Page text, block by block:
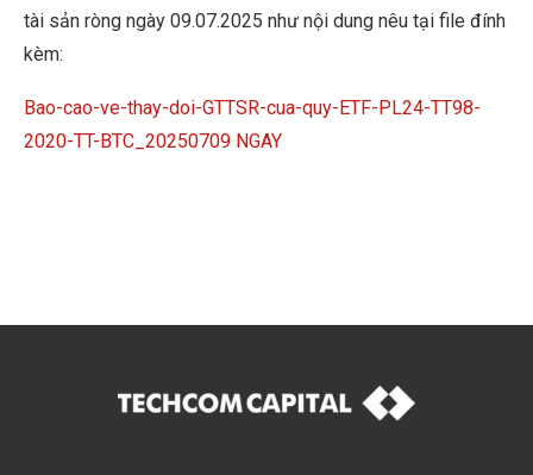
tài sản ròng ngày 09.07.2025 như nội dung nêu tại file đính
kèm:
Bao-cao-ve-thay-doi-GTTSR-cua-quy-ETF-PL24-TT98-
2020-TT-BTC_20250709 NGAY